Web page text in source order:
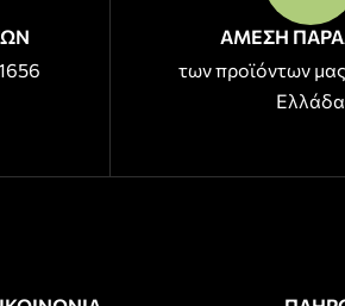
ΑΜΕΣΗ
των προϊόντων
Ελλάδα